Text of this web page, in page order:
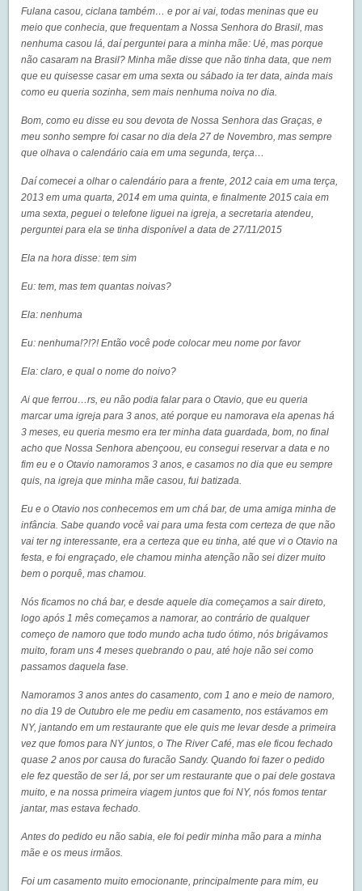
Fulana casou, ciclana também… e por ai vai, todas meninas que eu
meio que conhecia, que frequentam a Nossa Senhora do Brasil, mas
nenhuma casou lá, daí perguntei para a minha mãe: Ué, mas porque
não casaram na Brasil? Minha mãe disse que não tinha data, que nem
que eu quisesse casar em uma sexta ou sábado ia ter data, ainda mais
como eu queria sozinha, sem mais nenhuma noiva no dia.
Bom, como eu disse eu sou devota de Nossa Senhora das Graças, e
meu sonho sempre foi casar no dia dela 27 de Novembro, mas sempre
que olhava o calendário caia em uma segunda, terça…
Daí comecei a olhar o calendário para a frente, 2012 caia em uma terça,
2013 em uma quarta, 2014 em uma quinta, e finalmente 2015 caia em
uma sexta, peguei o telefone liguei na igreja, a secretaria atendeu,
perguntei para ela se tinha disponível a data de 27/11/2015
Ela na hora disse: tem sim
Eu: tem, mas tem quantas noivas?
Ela: nenhuma
Eu: nenhuma!?!?! Então você pode colocar meu nome por favor
Ela: claro, e qual o nome do noivo?
Ai que ferrou…rs, eu não podia falar para o Otavio, que eu queria
marcar uma igreja para 3 anos, até porque eu namorava ela apenas há
3 meses, eu queria mesmo era ter minha data guardada, bom, no final
acho que Nossa Senhora abençoou, eu consegui reservar a data e no
fim eu e o Otavio namoramos 3 anos, e casamos no dia que eu sempre
quis, na igreja que minha mãe casou, fui batizada.
Eu e o Otavio nos conhecemos em um chá bar, de uma amiga minha de
infância. Sabe quando você vai para uma festa com certeza de que não
vai ter ng interessante, era a certeza que eu tinha, até que vi o Otavio na
festa, e foi engraçado, ele chamou minha atenção não sei dizer muito
bem o porquê, mas chamou.
Nós ficamos no chá bar, e desde aquele dia começamos a sair direto,
logo após 1 mês começamos a namorar, ao contrário de qualquer
começo de namoro que todo mundo acha tudo ótimo, nós brigávamos
muito, foram uns 4 meses quebrando o pau, até hoje não sei como
passamos daquela fase.
Namoramos 3 anos antes do casamento, com 1 ano e meio de namoro,
no dia 19 de Outubro ele me pediu em casamento, nos estávamos em
NY, jantando em um restaurante que ele quis me levar desde a primeira
vez que fomos para NY juntos, o The River Café, mas ele ficou fechado
quase 2 anos por causa do furacão Sandy. Quando foi fazer o pedido
ele fez questão de ser lá, por ser um restaurante que o pai dele gostava
muito, e na nossa primeira viagem juntos que foi NY, nós fomos tentar
jantar, mas estava fechado.
Antes do pedido eu não sabia, ele foi pedir minha mão para a minha
mãe e os meus irmãos.
Foi um casamento muito emocionante, principalmente para mim, eu